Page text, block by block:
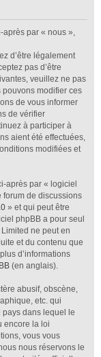
après par « nous »,
d’être légalement
pas d’être
veuillez ne pas
pouvons modifier ces
de vous informer
de vérifier
à participer à
aient été effectuées,
modifiées et
après par « logiciel
forum de discussions
» et qui peut être
phpBB a pour seul
ne peut en
et du contenu que
d’informations
(en anglais).
abusif, obscène,
etc. qui
dans lequel le
encore la loi
vous vous
nous réservons le